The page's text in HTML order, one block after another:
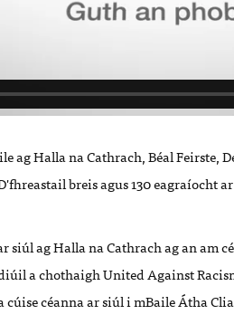
ag Halla na Cathrach, Béal Feirste,
breis agus 130 eagraíocht
ag Halla na Cathrach ag an am
a chothaigh United Against
céanna ar siúl i mBaile Átha